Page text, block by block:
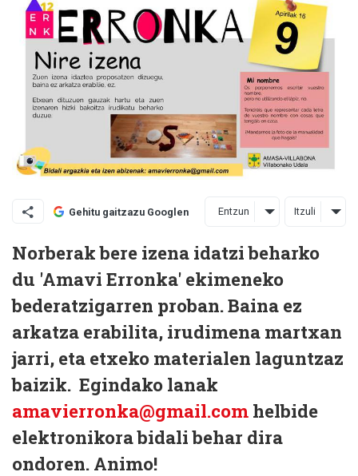
Gehitu gaitzazu Googlen Entzun Itzuli
Norberak bere izena idatzi beharko
du 'Amavi Erronka' ekimeneko
bederatzigarren proban. Baina ez
arkatza erabilita, irudimena martxan
jarri, eta etxeko materialen laguntzaz
baizik. Egindako lanak
amavierronka@gmail.com helbide
elektronikora bidali behar dira
ondoren. Animo!